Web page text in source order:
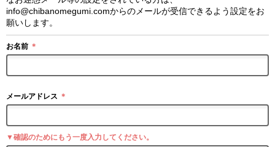
info@chibanomegumi.comからのメールが受信できるよう設定をお
願いします。
お名前 ＊
メールアドレス ＊
▼確認のためにもう一度入力してください。